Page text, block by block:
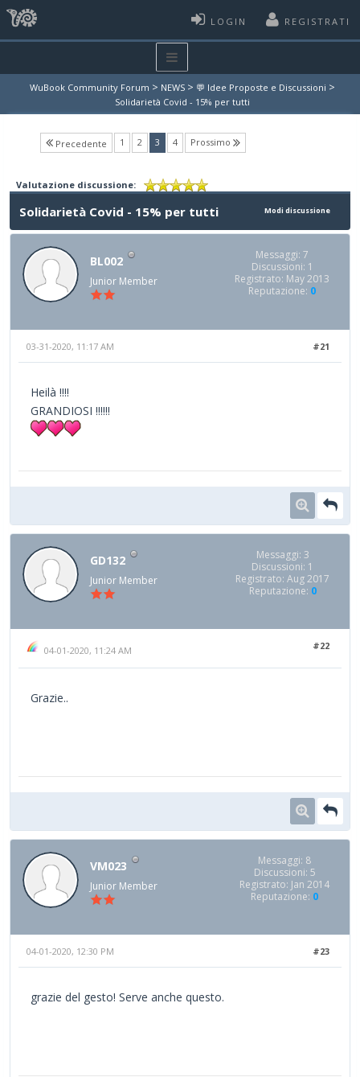
LOGIN REGISTRATI
WuBook Community Forum > NEWS > 💬 Idee Proposte e Discussioni >
Solidarietà Covid - 15% per tutti
Precedente 1 2 3(current)
4 Prossimo
Valutazione discussione:
Modi discussione
Solidarietà Covid - 15% per tutti
BL002
Junior Member
Messaggi: 7
Discussioni: 1
Registrato: May 2013
Reputazione: 0
#21
03-31-2020, 11:17 AM
Heilà !!!!
GRANDIOSI !!!!!!
GD132
Junior Member
Messaggi: 3
Discussioni: 1
Registrato: Aug 2017
Reputazione: 0
#22
04-01-2020, 11:24 AM
Grazie..
VM023
Junior Member
Messaggi: 8
Discussioni: 5
Registrato: Jan 2014
Reputazione: 0
#23
04-01-2020, 12:30 PM
grazie del gesto! Serve anche questo.